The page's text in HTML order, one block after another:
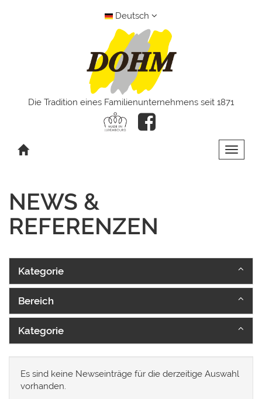
Deutsch
Die Tradition eines Familienunternehmens seit 1871
Toggle
NEWS &
REFERENZEN
Kategorie
Bereich
Kategorie
Es sind keine Newseinträge für die derzeitige Auswahl
vorhanden.